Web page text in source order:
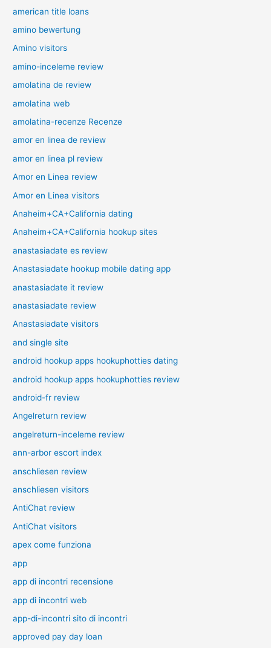
american title loans
amino bewertung
Amino visitors
amino-inceleme review
amolatina de review
amolatina web
amolatina-recenze Recenze
amor en linea de review
amor en linea pl review
Amor en Linea review
Amor en Linea visitors
Anaheim+CA+California dating
Anaheim+CA+California hookup sites
anastasiadate es review
Anastasiadate hookup mobile dating app
anastasiadate it review
anastasiadate review
Anastasiadate visitors
and single site
android hookup apps hookuphotties dating
android hookup apps hookuphotties review
android-fr review
Angelreturn review
angelreturn-inceleme review
ann-arbor escort index
anschliesen review
anschliesen visitors
AntiChat review
AntiChat visitors
apex come funziona
app
app di incontri recensione
app di incontri web
app-di-incontri sito di incontri
approved pay day loan